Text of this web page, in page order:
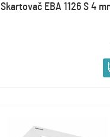
Skartovač EBA 1126 S 4